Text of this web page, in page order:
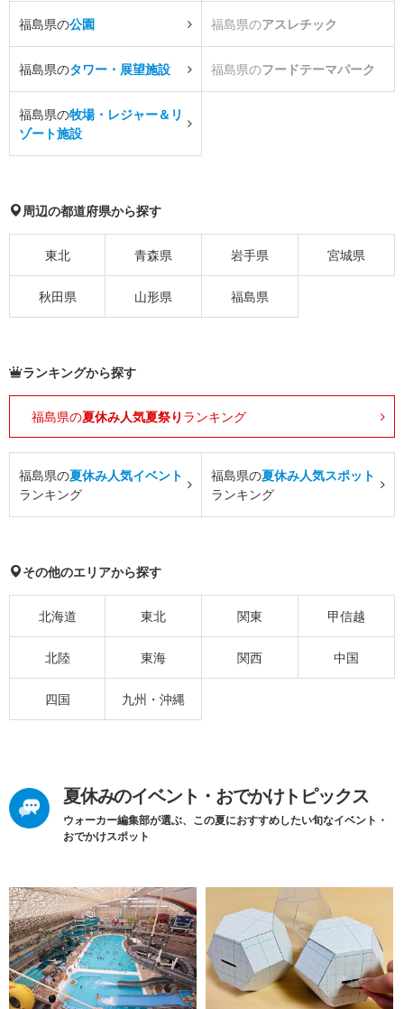
福島県の公園 福島県のアスレチック
福島県のタワー・展望施設 福島県のフードテーマパーク
福島県の牧場・レジャー＆リ
ゾート施設
周辺の都道府県から探す
東北 青森県 岩手県 宮城県
秋田県 山形県 福島県
ランキングから探す
福島県の夏休み人気夏祭り ランキング
福島県の夏休み人気イベント
ランキング
福島県の夏休み人気スポット
ランキング
その他のエリアから探す
北海道 東北 関東 甲信越
北陸 東海 関西 中国
四国 九州・沖縄
夏休みのイベント・おでかけトピックス
ウォーカー編集部が選ぶ、この夏におすすめしたい旬なイベント・
おでかけスポット